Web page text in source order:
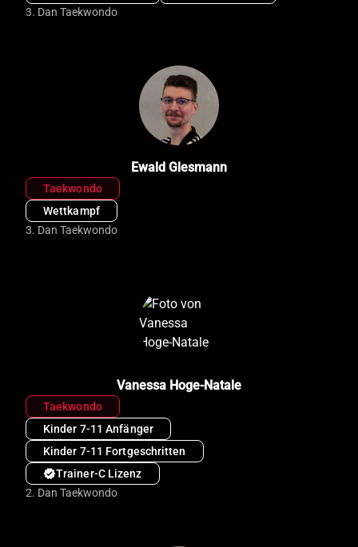
3. Dan Taekwondo
Ewald Glesmann
Taekwondo
Wettkampf
3. Dan Taekwondo
Vanessa Hoge-Natale
Taekwondo
Kinder 7-11 Anfänger
Kinder 7-11 Fortgeschritten
verifiedTrainer-C Lizenz
2. Dan Taekwondo